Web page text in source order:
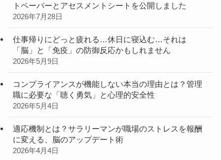
トペーパーとアセスメントシートを公開しました
2026年7月28日
仕事帰りにどっと疲れる…休日に寝込む…それは
「脳」と「免疫」の防御反応かもしれません
2026年5月9日
コンプライアンスが機能しない本当の理由とは？管理
職に必要な「聴く勇気」と心理的安全性
2026年5月4日
適応機制とは？サラリーマンが職場のストレスを報酬
に変える、脳のアップデート術
2026年4月4日